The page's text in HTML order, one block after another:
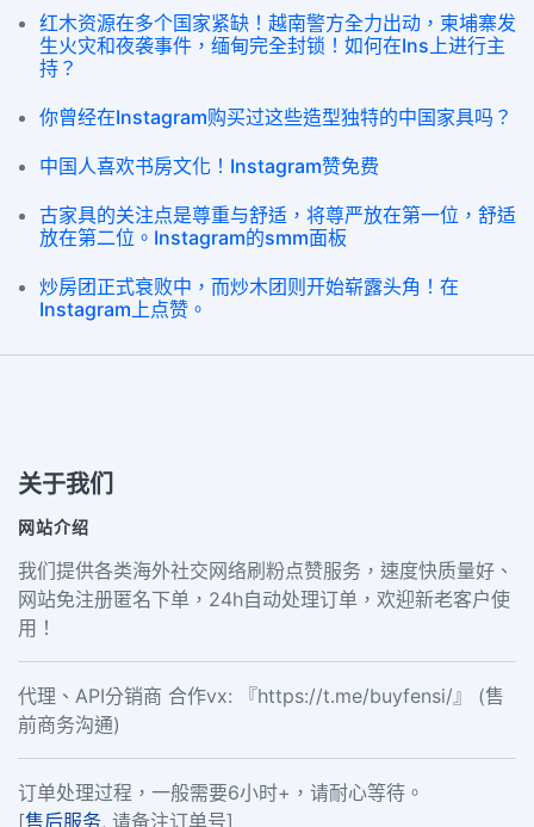
红木资源在多个国家紧缺！越南警方全力出动，柬埔寨发
生火灾和夜袭事件，缅甸完全封锁！如何在Ins上进行主
持？
你曾经在Instagram购买过这些造型独特的中国家具吗？
中国人喜欢书房文化！Instagram赞免费
古家具的关注点是尊重与舒适，将尊严放在第一位，舒适
放在第二位。Instagram的smm面板
炒房团正式衰败中，而炒木团则开始崭露头角！在
Instagram上点赞。
关于我们
网站介绍
我们提供各类海外社交网络刷粉点赞服务，速度快质量好、
网站免注册匿名下单，24h自动处理订单，欢迎新老客户使
用！
代理、API分销商 合作vx: 『https://t.me/buyfensi/』 (售
前商务沟通)
订单处理过程，一般需要6小时+，请耐心等待。
[售后服务, 请备注订单号]